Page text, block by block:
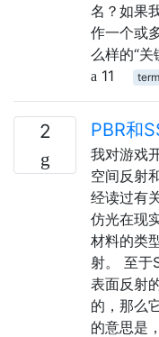
名？如果
作一个或
么样的“关
11
2 PBR和
我对游戏
空间反射
经读过有
仿光在现
材料的类
射。 至于
表面反射
的，那么
的意思是